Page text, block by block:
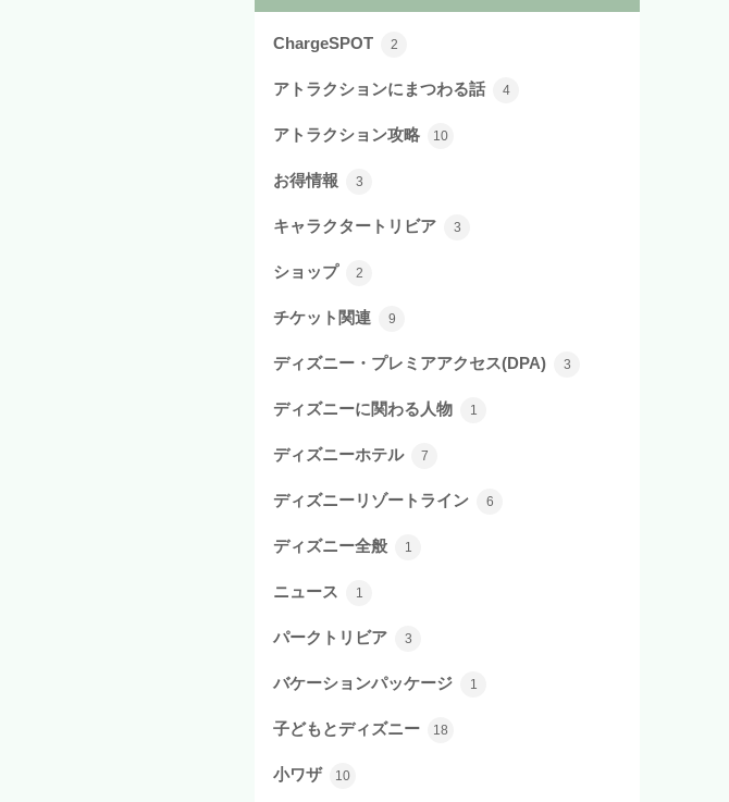
ChargeSPOT 2
アトラクションにまつわる話 4
アトラクション攻略 10
お得情報 3
キャラクタートリビア 3
ショップ 2
チケット関連 9
ディズニー・プレミアアクセス(DPA) 3
ディズニーに関わる人物 1
ディズニーホテル 7
ディズニーリゾートライン 6
ディズニー全般 1
ニュース 1
パークトリビア 3
バケーションパッケージ 1
子どもとディズニー 18
小ワザ 10